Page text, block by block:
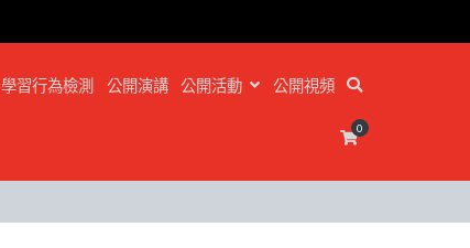
學習行為檢測 公開演講 公開活動 公開視頻
0